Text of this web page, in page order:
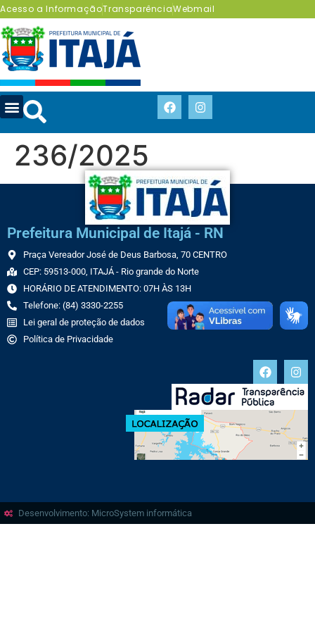
Acesso a InformaçãoTransparênciaWebmail
236/2025
Prefeitura Municipal de Itajá - RN
Praça Vereador José de Deus Barbosa, 70 CENTRO
CEP: 59513-000, ITAJÁ - Rio grande do Norte
HORÁRIO DE ATENDIMENTO: 07H ÀS 13H
Telefone: (84) 3330-2255
Lei geral de proteção de dados
Política de Privacidade
Desenvolvimento: MicroSystem informática